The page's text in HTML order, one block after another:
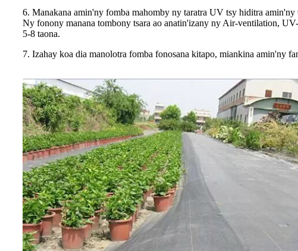
6. Manakana amin'ny fomba mahomby ny taratra UV tsy hiditra
Ny fonony manana tombony tsara ao anatin'izany ny Air-ventilation,
5-8 taona.
7. Izahay koa dia manolotra fomba fonosana kitapo, miankina amin'ny